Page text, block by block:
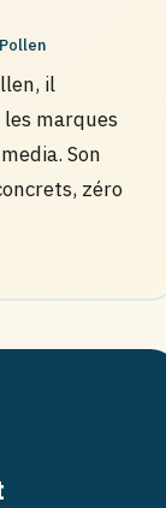
il
marques
Son
zéro